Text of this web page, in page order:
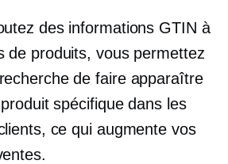
des informations GTIN à
de produits, vous permettez
de faire apparaître
spécifique dans les
ce qui augmente vos